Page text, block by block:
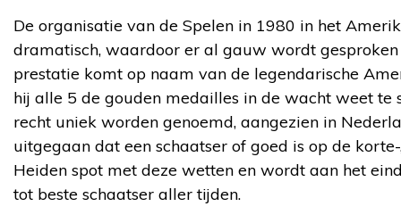
De organisatie van de Spelen in 1980 in het
dramatisch, waardoor er al gauw wordt
prestatie komt op naam van de legendarische
hij alle 5 de gouden medailles in de wacht weet te
recht uniek worden genoemd, aangezien in
uitgegaan dat een schaatser of goed is op de
Heiden spot met deze wetten en wordt aan het
tot beste schaatser aller tijden.